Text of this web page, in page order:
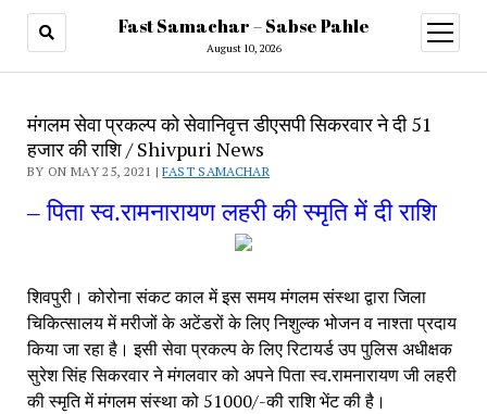
Fast Samachar – Sabse Pahle
August 10, 2026
open
menu
मंगलम सेवा प्रकल्प को सेवानिवृत्त डीएसपी सिकरवार ने दी 51
हजार की राशि / Shivpuri News
BY ON MAY 25, 2021 |FAST SAMACHAR
– पिता स्व.रामनारायण लहरी की स्मृति में दी राशि
शिवपुरी। कोरोना संकट काल में इस समय मंगलम संस्था द्वारा जिला
चिकित्सालय में मरीजों के अटेंडरों के लिए निशुल्क भोजन व नाश्ता प्रदाय
किया जा रहा है। इसी सेवा प्रकल्प के लिए रिटायर्ड उप पुलिस अधीक्षक
सुरेश सिंह सिकरवार ने मंगलवार को अपने पिता स्व.रामनारायण जी लहरी
की स्मृति में मंगलम संस्था को 51000/-की राशि भेंट की है।